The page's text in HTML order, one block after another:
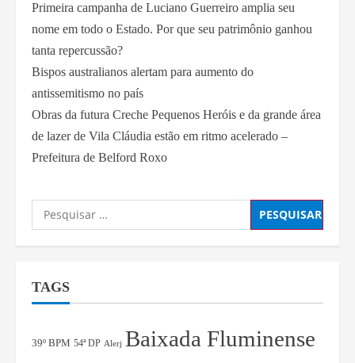
Primeira campanha de Luciano Guerreiro amplia seu
nome em todo o Estado. Por que seu patrimônio ganhou
tanta repercussão?
Bispos australianos alertam para aumento do
antissemitismo no país
Obras da futura Creche Pequenos Heróis e da grande área
de lazer de Vila Cláudia estão em ritmo acelerado –
Prefeitura de Belford Roxo
TAGS
39º BPM 54ª DP Alerj Baixada Fluminense